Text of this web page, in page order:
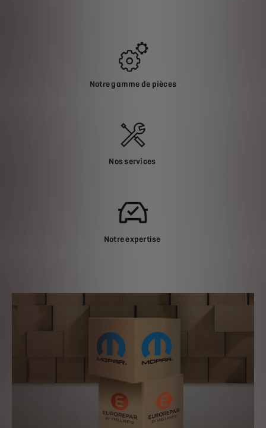
Notre gamme de pièces
Nos services
Notre expertise